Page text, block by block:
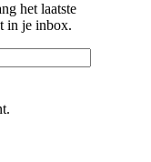
het laatste
in je inbox.